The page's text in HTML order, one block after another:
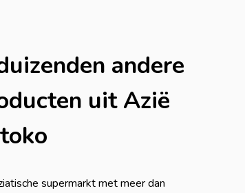
andere
uit Azië
supermarkt met meer dan